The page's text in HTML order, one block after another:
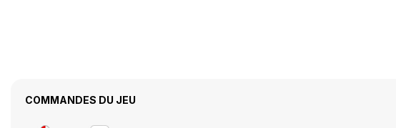
COMMANDES DU JEU